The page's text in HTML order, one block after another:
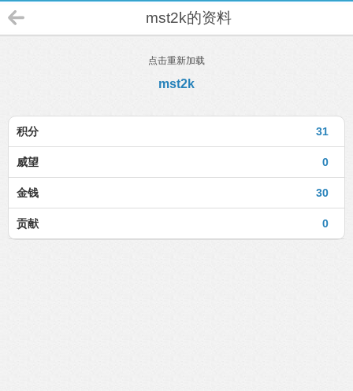
mst2k的资料
点击重新加载
mst2k
31
积分
0
威望
30
金钱
0
贡献